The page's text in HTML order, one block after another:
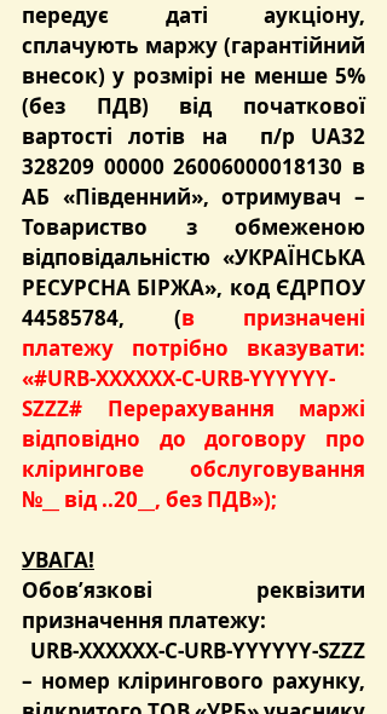
передує даті аукціону,
сплачують маржу (гарантійний
внесок) у розмірі не менше 5%
(без ПДВ) від початкової
вартості лотів на  п/р UA32
328209 00000 26006000018130 в
АБ «Південний», отримувач –
Товариство з обмеженою
відповідальністю «УКРАЇНСЬКА
РЕСУРСНА БІРЖА», код ЄДРПОУ
44585784, (в призначені
платежу потрібно вказувати:
«#URB-XXXXXX-C-URB-YYYYYY-
SZZZ# Перерахування маржі
відповідно до договору про
клірингове обслуговування
№__ від ..20__, без ПДВ»);
УВАГА!
Обов’язкові реквізити
призначення платежу:
URB-XXXXXX-C-URB-YYYYYY-SZZZ
– номер клірингового рахунку,